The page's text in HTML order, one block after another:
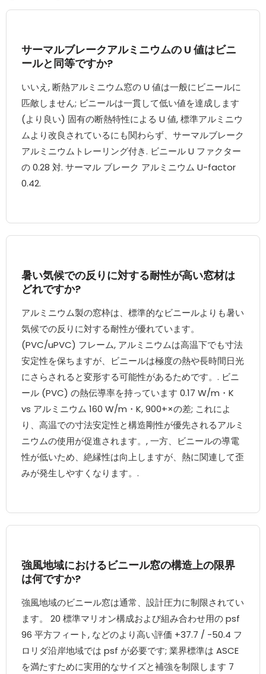
サーマルブレークアルミニウムの U 値はビニ
ールと同等ですか?
いいえ, 断熱アルミニウム窓の U 値は一般にビニールに
匹敵しません; ビニールは一貫して低い値を達成します
(より良い) 固有の断熱特性による U 値, 標準アルミニウ
ムより改良されているにも関わらず、サーマルブレーク
アルミニウムトレーリング付き. ビニール U ファクター
の 0.28 対. サーマル ブレーク アルミニウム U-factor
0.42.
暑い気候での反りに対する耐性が高い窓材は
どれですか?
アルミニウム製の窓枠は、標準的なビニールよりも暑い
気候での反りに対する耐性が優れています。
(PVC/uPVC) フレーム, アルミニウムは高温下でも寸法
安定性を保ちますが、ビニールは極度の熱や長時間日光
にさらされると変形する可能性があるためです。. ビニ
ール (PVC) の熱伝導率を持っています 0.17 W/m・K
vs アルミニウム 160 W/m・K, 900+×の差; これによ
り、高温での寸法安定性と構造剛性が優先されるアルミ
ニウムの使用が促進されます。, 一方、ビニールの導電
性が低いため、絶縁性は向上しますが、熱に関連して歪
みが発生しやすくなります。.
強風地域におけるビニール窓の構造上の限界
は何ですか?
強風地域のビニール窓は通常、設計圧力に制限されてい
ます。 20 標準マリオン構成および組み合わせ用の psf
96 平方フィート, などのより高い評価 +37.7 / -50.4 フ
ロリダ沿岸地域では psf が必要です; 業界標準は ASCE
を満たすために実用的なサイズと補強を制限します 7